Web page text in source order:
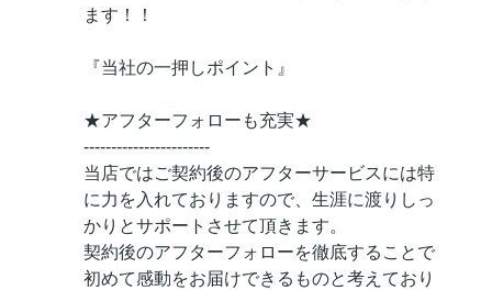
ます！！
『当社の一押しポイント』
★アフターフォローも充実★
-----------------------
当店ではご契約後のアフターサービスには特
に力を入れておりますので、生涯に渡りしっ
かりとサポートさせて頂きます。
契約後のアフターフォローを徹底することで
初めて感動をお届けできるものと考えており